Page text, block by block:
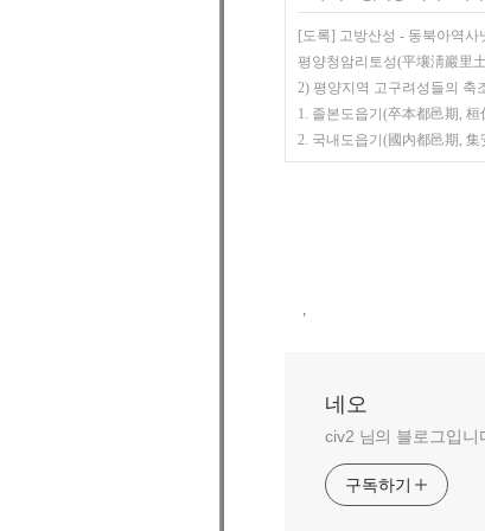
[도록] 고방산성 - 동북아역사
평양청암리토성(平壤淸巖里
2) 평양지역 고구려성들의 축
1. 졸본도읍기(卒本都邑期,
2. 국내도읍기(國内都邑期, 集
,
네오
civ2 님의 블로그입니
구독하기